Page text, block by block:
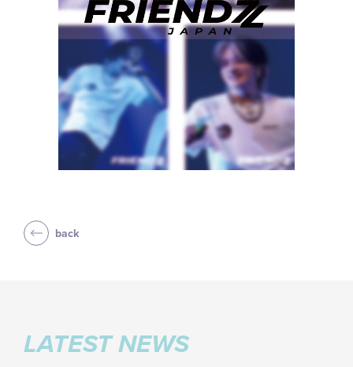
back
LATEST NEWS